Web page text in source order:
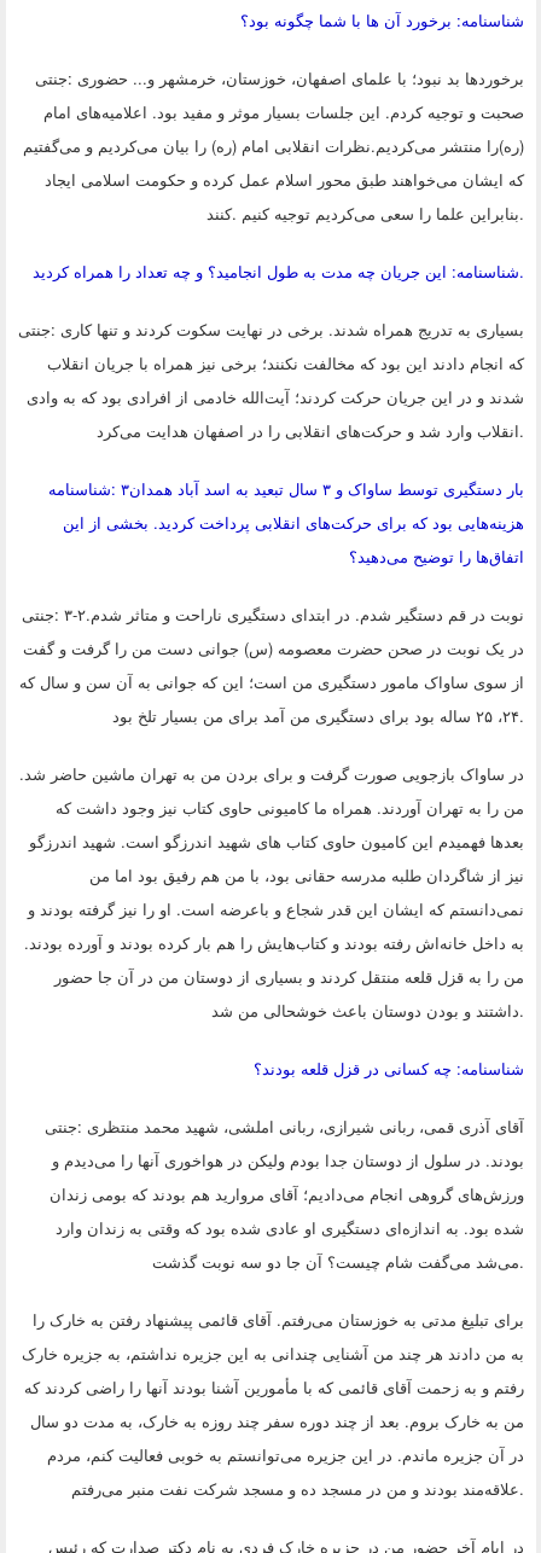
شناسنامه: برخورد آن ها با شما چگونه بود؟
جنتی: برخوردها بد نبود؛ با علمای اصفهان، خوزستان، خرمشهر و... حضوری
صحبت و توجیه کردم. این جلسات بسیار موثر و مفید بود. اعلامیه‌های امام
(ره)را منتشر می‌کردیم.نظرات انقلابی امام (ره) را بیان می‌کردیم و می‌گفتیم
که ایشان می‌خواهند طبق محور اسلام عمل کرده و حکومت اسلامی ایجاد
کنند. بنابراین علما را سعی می‌کردیم توجیه کنیم.
شناسنامه: این جریان چه مدت به طول انجامید؟ و چه تعداد را همراه کردید.
جنتی: بسیاری به تدریج همراه شدند. برخی در نهایت سکوت کردند و تنها کاری
که انجام دادند این بود که مخالفت نکنند؛ برخی نیز همراه با جریان انقلاب
شدند و در این جریان حرکت کردند؛ آیت‌الله خادمی از افرادی بود که به وادی
انقلاب وارد شد و حرکت‌های انقلابی را در اصفهان هدایت می‌کرد.
شناسنامه: ۳بار دستگیری توسط ساواک و ۳ سال تبعید به اسد آباد همدان
هزینه‌هایی بود که برای حرکت‌های انقلابی پرداخت کردید. بخشی از این
اتفاق‌ها را توضیح می‌دهید؟
جنتی: ۳-۲نوبت در قم دستگیر شدم. در ابتدای دستگیری ناراحت و متاثر شدم.
در یک نوبت در صحن حضرت معصومه (س) جوانی دست من را گرفت و گفت
از سوی ساواک مامور دستگیری من است؛ این که جوانی به آن سن و سال که
۲۴، ۲۵ ساله بود برای دستگیری من آمد برای من بسیار تلخ بود.
در ساواک بازجویی صورت گرفت و برای بردن من به تهران ماشین حاضر شد.
من را به تهران آوردند. همراه ما کامیونی حاوی کتاب نیز وجود داشت که
بعدها فهمیدم این کامیون حاوی کتاب های شهید اندرزگو است. شهید اندرزگو
نیز از شاگردان طلبه مدرسه حقانی بود، با من هم رفیق بود اما من
نمی‌دانستم که ایشان این قدر شجاع و باعرضه است. او را نیز گرفته بودند و
به داخل خانه‌اش رفته بودند و کتاب‌هایش را هم بار کرده بودند و آورده بودند.
من را به قزل قلعه منتقل کردند و بسیاری از دوستان من در آن جا حضور
داشتند و بودن دوستان باعث خوشحالی من شد.
شناسنامه: چه کسانی در قزل قلعه بودند؟
جنتی: آقای آذری قمی، ربانی شیرازی، ربانی املشی، شهید محمد منتظری
بودند. در سلول از دوستان جدا بودم ولیکن در هواخوری آنها را می‌دیدم و
ورزش‌های گروهی انجام می‌دادیم؛ آقای مروارید هم بودند که بومی زندان
شده بود. به اندازه‌ای دستگیری او عادی شده بود که وقتی به زندان وارد
می‌شد می‌گفت شام چیست؟ آن جا دو سه نوبت گذشت.
برای تبلیغ مدتی به خوزستان می‌رفتم. آقای قائمی پیشنهاد رفتن به خارک را
به من دادند هر چند من آشنایی چندانی به این جزیره نداشتم، به جزیره خارک
رفتم و به زحمت آقای قائمی که با مأمورین آشنا بودند آنها را راضی کردند که
من به خارک بروم. بعد از چند دوره سفر چند روزه به خارک، به مدت دو سال
در آن جزیره ماندم. در این جزیره می‌توانستم به خوبی فعالیت کنم، مردم
علاقه‌مند بودند و من در مسجد ده و مسجد شرکت نفت منبر می‌رفتم.
در ایام آخر حضور من در جزیره خارک فردی به نام دکتر صدارت که رئیس